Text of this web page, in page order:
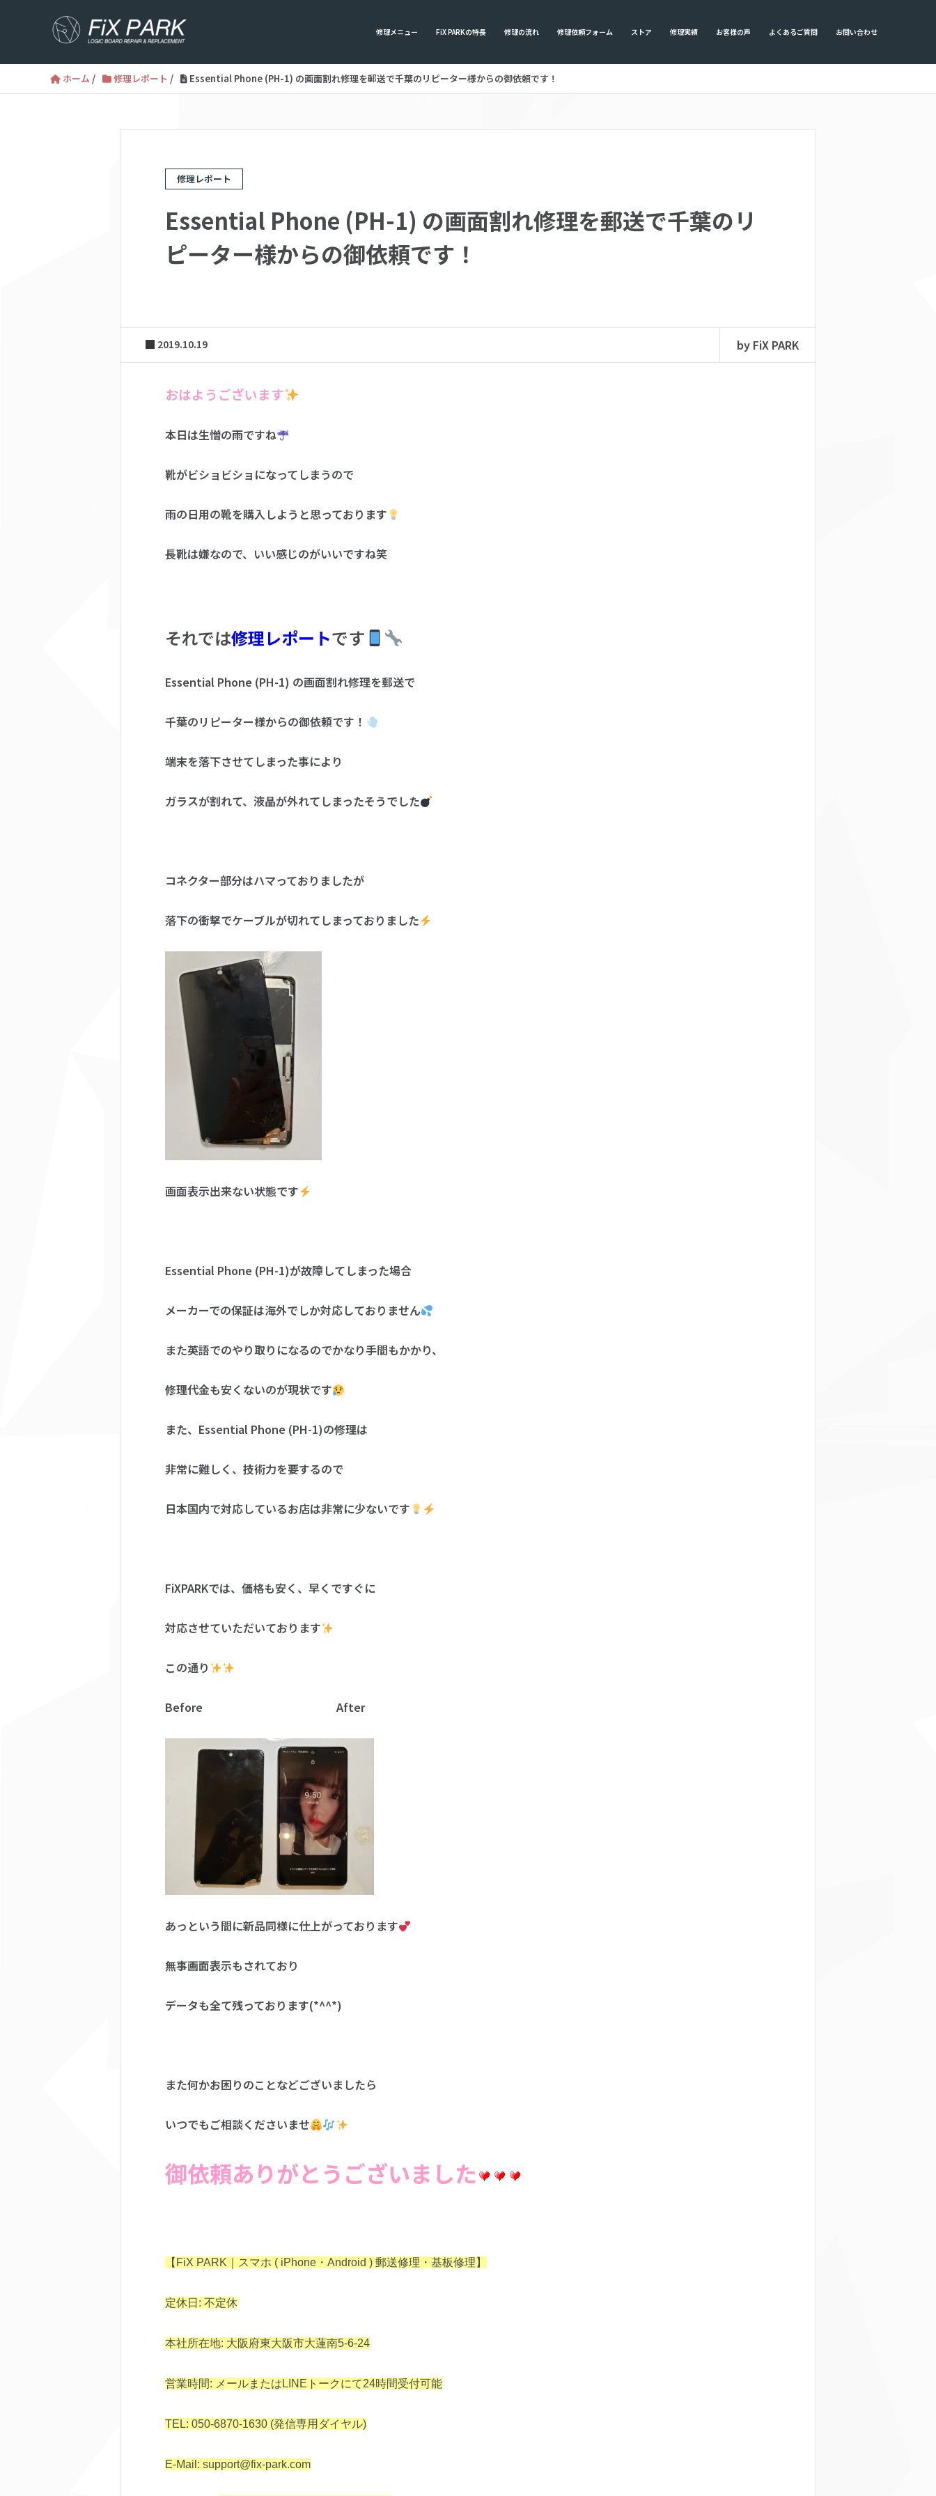
修理メニュー FiX PARKの特長 修理の流れ 修理依頼フォーム ストア 修理実績 お客様の声 よくあるご質問 お問い合わせ
ホーム / 修理レポート / Essential Phone (PH-1) の画面割れ修理を郵送で千葉のリピーター様からの御依頼です！
修理レポート
Essential Phone (PH-1) の画面割れ修理を郵送で千葉のリ
ピーター様からの御依頼です！
2019.10.19 by FiX PARK
おはようございます
本日は生憎の雨ですね
靴がビショビショになってしまうので
雨の日用の靴を購入しようと思っております
長靴は嫌なので、いい感じのがいいですね笑
それでは修理レポートです
Essential Phone (PH-1) の画面割れ修理を郵送で
千葉のリピーター様からの御依頼です！
端末を落下させてしまった事により
ガラスが割れて、液晶が外れてしまったそうでした
コネクター部分はハマっておりましたが
落下の衝撃でケーブルが切れてしまっておりました
画面表示出来ない状態です
Essential Phone (PH-1)が故障してしまった場合
メーカーでの保証は海外でしか対応しておりません
また英語でのやり取りになるのでかなり手間もかかり、
修理代金も安くないのが現状です
また、Essential Phone (PH-1)の修理は
非常に難しく、技術力を要するので
日本国内で対応しているお店は非常に少ないです
FiXPARKでは、価格も安く、早くですぐに
対応させていただいております
この通り
Before After
あっという間に新品同様に仕上がっております
無事画面表示もされており
データも全て残っております(*^^*)
また何かお困りのことなどございましたら
いつでもご相談くださいませ
御依頼ありがとうございました
【FiX PARK｜スマホ ( iPhone・Android ) 郵送修理・基板修理】
定休日: 不定休
本社所在地: 大阪府東大阪市大蓮南5-6-24
営業時間: メールまたはLINEトークにて24時間受付可能
TEL: 050-6870-1630 (発信専用ダイヤル)
E-Mail: support@fix-park.com